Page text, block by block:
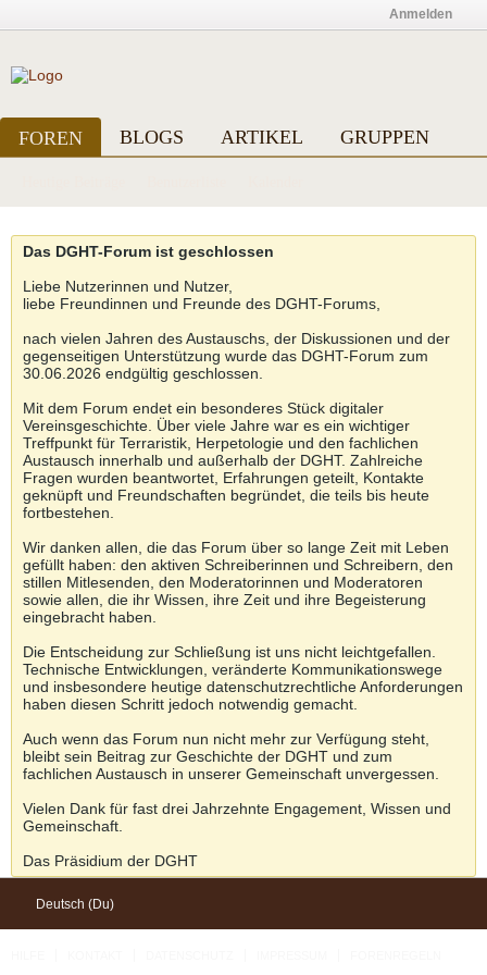
Anmelden
FOREN BLOGS ARTIKEL GRUPPEN
Das DGHT-Forum ist geschlossen
Liebe Nutzerinnen und Nutzer,
liebe Freundinnen und Freunde des DGHT-Forums,
nach vielen Jahren des Austauschs, der Diskussionen und der
gegenseitigen Unterstützung wurde das DGHT-Forum zum
30.06.2026 endgültig geschlossen.
Mit dem Forum endet ein besonderes Stück digitaler
Vereinsgeschichte. Über viele Jahre war es ein wichtiger
Treffpunkt für Terraristik, Herpetologie und den fachlichen
Austausch innerhalb und außerhalb der DGHT. Zahlreiche
Fragen wurden beantwortet, Erfahrungen geteilt, Kontakte
geknüpft und Freundschaften begründet, die teils bis heute
fortbestehen.
Wir danken allen, die das Forum über so lange Zeit mit Leben
gefüllt haben: den aktiven Schreiberinnen und Schreibern, den
stillen Mitlesenden, den Moderatorinnen und Moderatoren
sowie allen, die ihr Wissen, ihre Zeit und ihre Begeisterung
eingebracht haben.
Die Entscheidung zur Schließung ist uns nicht leichtgefallen.
Technische Entwicklungen, veränderte Kommunikationswege
und insbesondere heutige datenschutzrechtliche Anforderungen
haben diesen Schritt jedoch notwendig gemacht.
Auch wenn das Forum nun nicht mehr zur Verfügung steht,
bleibt sein Beitrag zur Geschichte der DGHT und zum
fachlichen Austausch in unserer Gemeinschaft unvergessen.
Vielen Dank für fast drei Jahrzehnte Engagement, Wissen und
Gemeinschaft.
Das Präsidium der DGHT
Deutsch (Du)